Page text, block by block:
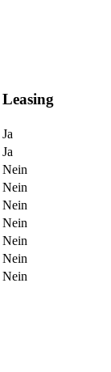
Leasing
Ja
Ja
Nein
Nein
Nein
Nein
Nein
Nein
Nein